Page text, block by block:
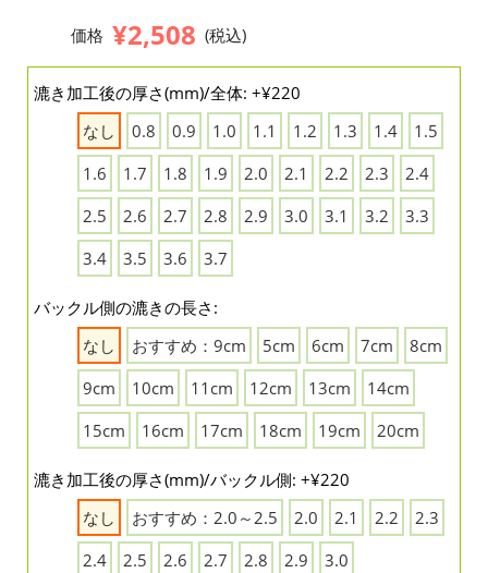
価格 ¥2,508 (税込)
漉き加工後の厚さ(mm)/全体: +¥220
なし
0.8 0.9 1.0 1.1 1.2 1.3 1.4
1.5
1.6
1.7 1.8 1.9 2.0 2.1 2.2 2.3
2.4
2.5
2.6 2.7 2.8 2.9 3.0 3.1 3.2
3.3
3.4
3.5 3.6 3.7
バックル側の漉きの長さ:
なし
おすすめ：9cm 5cm 6cm 7cm
8cm
9cm
10cm 11cm 12cm 13cm
14cm
15cm
16cm 17cm 18cm 19cm 20cm
漉き加工後の厚さ(mm)/バックル側: +¥220
なし
おすすめ：2.0～2.5 2.0 2.1 2.2
2.3
2.4
2.5 2.6 2.7 2.8 2.9 3.0